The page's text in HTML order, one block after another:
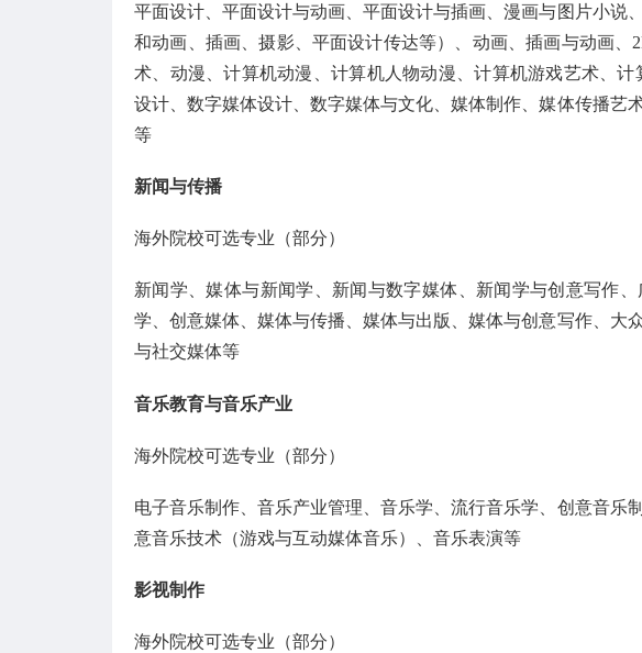
平面设计、平面设计与动画、平面设计与插画、漫画与图片小说
和动画、插画、摄影、平面设计传达等）、动画、插画与动画
术、动漫、计算机动漫、计算机人物动漫、计算机游戏艺术、
设计、数字媒体设计、数字媒体与文化、媒体制作、媒体传播艺
等
新闻与传播
海外院校可选专业（部分）
新闻学、媒体与新闻学、新闻与数字媒体、新闻学与创意写作
学、创意媒体、媒体与传播、媒体与出版、媒体与创意写作、大
与社交媒体等
音乐教育与音乐产业
海外院校可选专业（部分）
电子音乐制作、音乐产业管理、音乐学、流行音乐学、创意音乐
意音乐技术（游戏与互动媒体音乐）、音乐表演等
影视制作
海外院校可选专业（部分）